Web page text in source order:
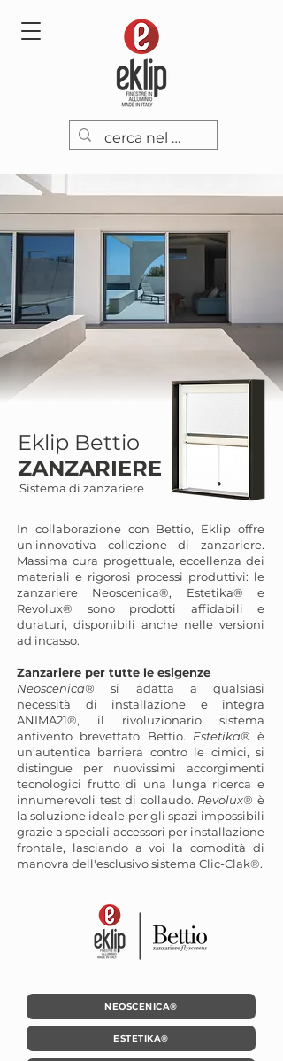
ESTETIKA®
In collaborazione con Bettio, Eklip offre
un'innovativa collezione di zanzariere.
Massima cura progettuale, eccellenza dei
materiali e rigorosi processi produttivi: le
zanzariere Neoscenica®, Estetika® e
Revolux® sono prodotti affidabili e
duraturi, disponibili anche nelle versioni
ad incasso.
Zanzariere per tutte le esigenze
Neoscenica® si adatta a qualsiasi
necessità di installazione e integra
ANIMA21®, il rivoluzionario sistema
antivento brevettato Bettio. Estetika® è
un’autentica barriera contro le cimici, si
distingue per nuovissimi accorgimenti
tecnologici frutto di una lunga ricerca e
innumerevoli test di collaudo. Revolux® è
la soluzione ideale per gli spazi impossibili
grazie a speciali accessori per installazione
frontale, lasciando a voi la comodità di
manovra dell'esclusivo sistema Clic-Clak®.
Eklip Bettio
ZANZARIERE
Sistema di zanzariere
NEOSCENICA®